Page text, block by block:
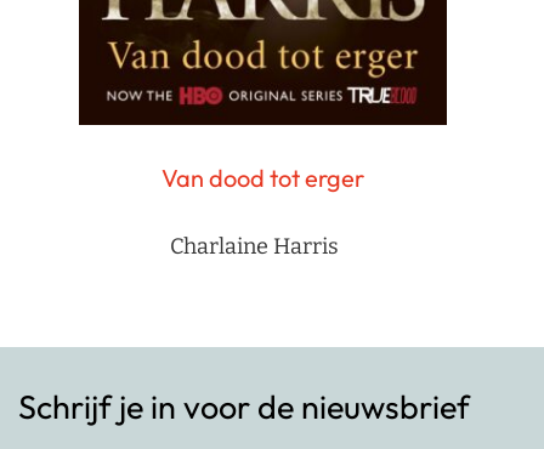
Van dood tot erger
Charlaine Harris
Schrijf je in voor de nieuwsbrief